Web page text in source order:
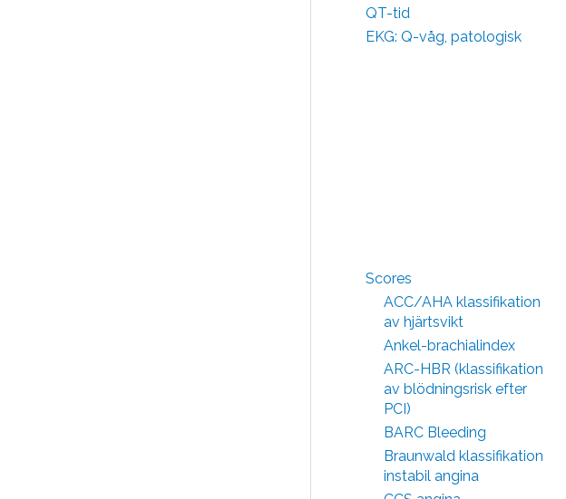
QT-tid
EKG: Q-våg, patologisk
Scores
ACC/AHA klassifikation
av hjärtsvikt
Ankel-brachialindex
ARC-HBR (klassifikation
av blödningsrisk efter
PCI)
BARC Bleeding
Braunwald klassifikation
instabil angina